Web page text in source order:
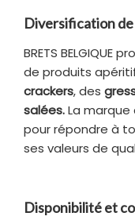
Diversification
BRETS
de produits
crackers, des
salées.La
pour répondre à
ses valeurs de
Disponibilité et